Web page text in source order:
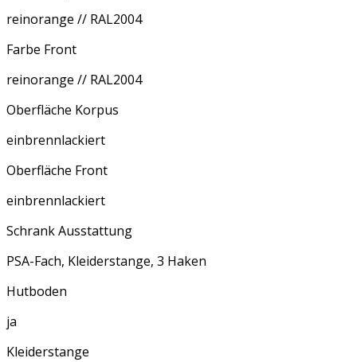
reinorange // RAL2004
Farbe Front
reinorange // RAL2004
Oberfläche Korpus
einbrennlackiert
Oberfläche Front
einbrennlackiert
Schrank Ausstattung
PSA-Fach, Kleiderstange, 3 Haken
Hutboden
ja
Kleiderstange